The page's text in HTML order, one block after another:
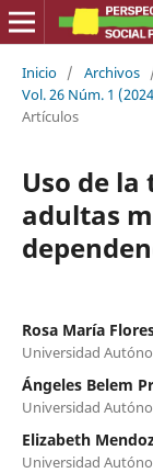
Inicio / Archivos
Vol. 26 Núm. 1
Artículos
Uso de
adultas
Rosa María
Universidad
Ángeles Belem
Universidad
Elizabeth
Universidad